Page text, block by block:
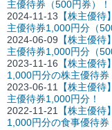
主優待券（500円券）！
2024-11-13 【株主優
主優待券1,000円分（
2024-06-09 【株主優
主優待券1,000円分（
2023-11-16 【株主優
1,000円分の株主優待券
2023-06-11
【株主優
主優待券1,000円分！
2022-11-21
【株主優
1,000円分の食事優待券